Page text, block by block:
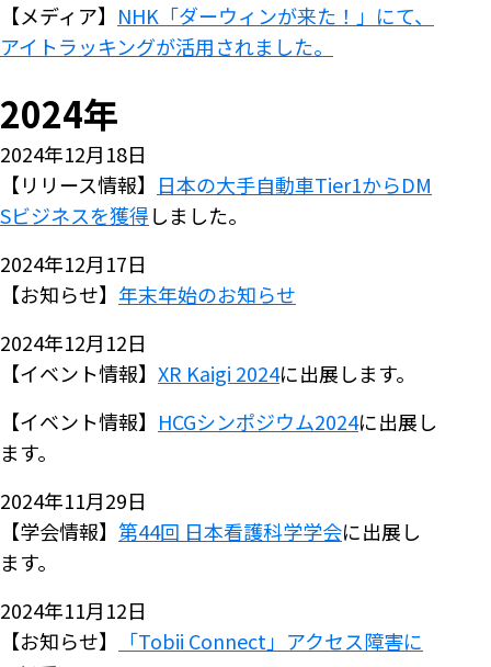
【メディア】 NHK「ダーウィンが来た！」にて、
アイトラッキングが活用されました。
2024年
2024年12月18日
【リリース情報】 日本の大手自動車Tier1からDM
Sビジネスを獲得しました。
2024年12月17日
【お知らせ】 年末年始のお知らせ
2024年12月12日
【イベント情報】 XR Kaigi 2024に出展します。
【イベント情報】 HCGシンポジウム2024に出展し
ます。
2024年11月29日
【学会情報】 第44回 日本看護科学学会に出展し
ます。
2024年11月12日
【お知らせ】
「Tobii Connect」アクセス障害に